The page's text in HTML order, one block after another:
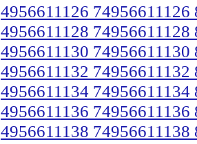
4956611126 74956611126
4956611128 74956611128
4956611130 74956611130
4956611132 74956611132
4956611134 74956611134
4956611136 74956611136
4956611138 74956611138